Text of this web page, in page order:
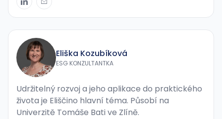
Eliška Kozubíková
ESG KONZULTANTKA
Udržitelný rozvoj a jeho aplikace do praktického
života je Eliščino hlavní téma. Působí na
Univerzitě Tomáše Bati ve Zlíně.